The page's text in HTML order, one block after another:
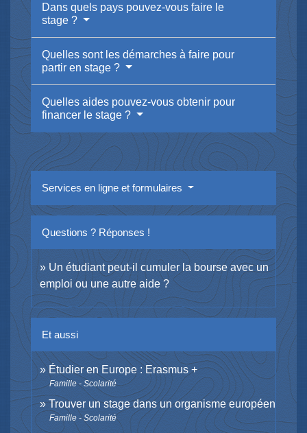
Dans quels pays pouvez-vous faire le
stage ?
Quelles sont les démarches à faire pour
partir en stage ?
Quelles aides pouvez-vous obtenir pour
financer le stage ?
Services en ligne et formulaires
Questions ? Réponses !
Un étudiant peut-il cumuler la bourse avec un
emploi ou une autre aide ?
Et aussi
Étudier en Europe : Erasmus +
Famille - Scolarité
Trouver un stage dans un organisme européen
Famille - Scolarité